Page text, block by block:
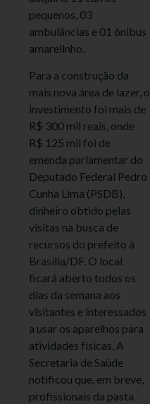
pequenos, 03
ambulâncias e 01 ônibus
amarelinho.
Para a construção da
mais nova área de lazer, o
investimento foi mais de
R$ 300 mil reais, onde
R$ 125 mil foi de
emenda parlamentar do
Deputado Federal Pedro
Cunha Lima (PSDB),
dinheiro obtido pelas
visitas na busca de
recursos do prefeito à
Brasília/DF. O local
ficará aberto todos os
dias da semana aos
visitantes e interessados
a usar os aparelhos para
atividades físicas. A
Secretaria de Saúde
notificou que, em breve,
profissionais da pasta